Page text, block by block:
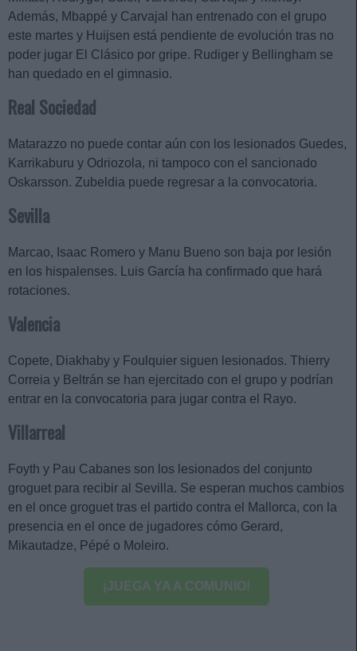
Además, Mbappé y Carvajal han entrenado con el grupo
este martes y Huijsen está pendiente de evolución tras no
poder jugar El Clásico por gripe. Rudiger y Bellingham se
han quedado en el gimnasio.
Real Sociedad
Matarazzo no puede contar aún con los lesionados Guedes,
Karrikaburu y Odriozola, ni tampoco con el sancionado
Oskarsson. Zubeldia puede regresar a la convocatoria.
Sevilla
Marcao, Isaac Romero y Manu Bueno son baja por lesión
en los hispalenses. Luis García ha confirmado que hará
rotaciones.
Valencia
Copete, Diakhaby y Foulquier siguen lesionados. Thierry
Correia y Beltrán se han ejercitado con el grupo y podrían
entrar en la convocatoria para jugar contra el Rayo.
Villarreal
Foyth y Pau Cabanes son los lesionados del conjunto
groguet para recibir al Sevilla. Se esperan muchos cambios
en el once groguet tras el partido contra el Mallorca, con la
presencia en el once de jugadores cómo Gerard,
Mikautadze, Pépé o Moleiro.
¡JUEGA YA A COMUNIO!